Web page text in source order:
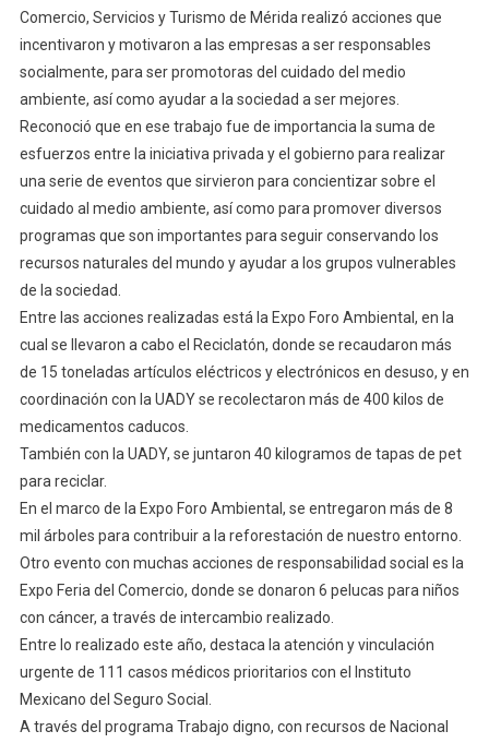
Comercio, Servicios y Turismo de Mérida realizó acciones que
incentivaron y motivaron a las empresas a ser responsables
socialmente, para ser promotoras del cuidado del medio
ambiente, así como ayudar a la sociedad a ser mejores.
Reconoció que en ese trabajo fue de importancia la suma de
esfuerzos entre la iniciativa privada y el gobierno para realizar
una serie de eventos que sirvieron para concientizar sobre el
cuidado al medio ambiente, así como para promover diversos
programas que son importantes para seguir conservando los
recursos naturales del mundo y ayudar a los grupos vulnerables
de la sociedad.
Entre las acciones realizadas está la Expo Foro Ambiental, en la
cual se llevaron a cabo el Reciclatón, donde se recaudaron más
de 15 toneladas artículos eléctricos y electrónicos en desuso, y en
coordinación con la UADY se recolectaron más de 400 kilos de
medicamentos caducos.
También con la UADY, se juntaron 40 kilogramos de tapas de pet
para reciclar.
En el marco de la Expo Foro Ambiental, se entregaron más de 8
mil árboles para contribuir a la reforestación de nuestro entorno.
Otro evento con muchas acciones de responsabilidad social es la
Expo Feria del Comercio, donde se donaron 6 pelucas para niños
con cáncer, a través de intercambio realizado.
Entre lo realizado este año, destaca la atención y vinculación
urgente de 111 casos médicos prioritarios con el Instituto
Mexicano del Seguro Social.
A través del programa Trabajo digno, con recursos de Nacional